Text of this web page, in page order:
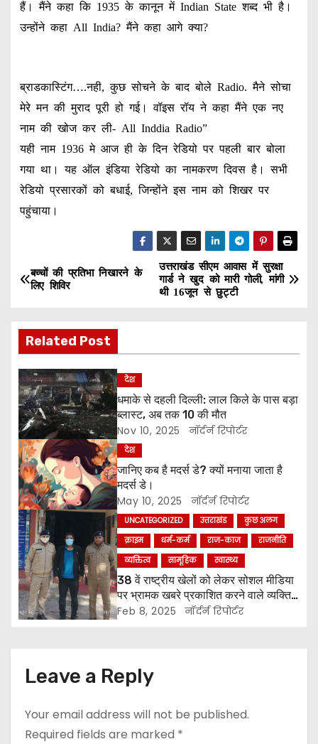
हैं। मैंने कहा कि 1935 के कानून में Indian State शब्द भी है।
उन्होंने कहा All India? मैंने कहा आगे क्या?
ब्राडकास्टिंग….नही, कुछ सोचने के बाद बोले Radio. मैने सोचा
मेरे मन की मुराद पूरी हो गई। वॉइस रॉय ने कहा मैंने एक नए
नाम की खोज कर ली- All Inddia Radio”
यही नाम 1936 मे आज ही के दिन रेडियो पर पहली बार बोला
गया था। यह ऑल इंडिया रेडियो का नामकरण दिवस है। सभी
रेडियो प्रसारकों को बधाई, जिन्होंने इस नाम को शिखर पर
पहुंचाया।
P
s
t
n
a
v
i
g
a
t
i
n
उत्तराखंड सीएम आवास में सुरक्षा
गार्ड ने खुद को मारी गोली, मांगी
थी 16जून से छुट्टी
बच्चों की प्रतिभा निखारने के
लिए शिविर
Related Post
देश
धमाके से दहली दिल्ली: लाल किले के पास बड़ा
ब्लास्ट, अब तक 10 की मौत
Nov 10, 2025 नॉर्दर्न रिपोर्टर
देश
जानिए कब है मदर्स डे? क्यों मनाया जाता है
मदर्स डे।
May 10, 2025 नॉर्दर्न रिपोर्टर
UNCATEGORIZED उत्तराखंड
कुछ अलग
क्राइम
धर्म-कर्म राज-काज
राजनीति
व्यक्तित्व
सामूहिक स्वास्थ्य
38 वें राष्ट्रीय खेलों को लेकर सोशल मीडिया
पर भ्रामक खबरे प्रकाशित करने वाले व्यक्ति
को किया पुलिस ने गिरफ्तार ।
Feb 8, 2025 नॉर्दर्न रिपोर्टर
Leave a Reply
Your email address will not be published.
Required fields are marked *